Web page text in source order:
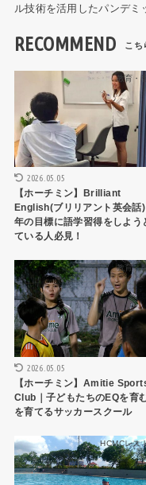
ル技術を活用したパンデミ
RECOMMEND
教育・
2026.05.05
【ホーチミン】Brilliant
English(ブリリアント英会話
年の目標に語学習得をしよう
ている人必見！
教育・
2026.05.05
【ホーチミン】Amitie
Club｜子どもたちのEQを育
を育てるサッカースクール
HCMCレス